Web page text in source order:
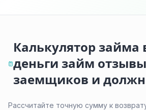
Калькулятор займа
деньги займ отзывы
заемщиков и
Рассчитайте точную сумму к